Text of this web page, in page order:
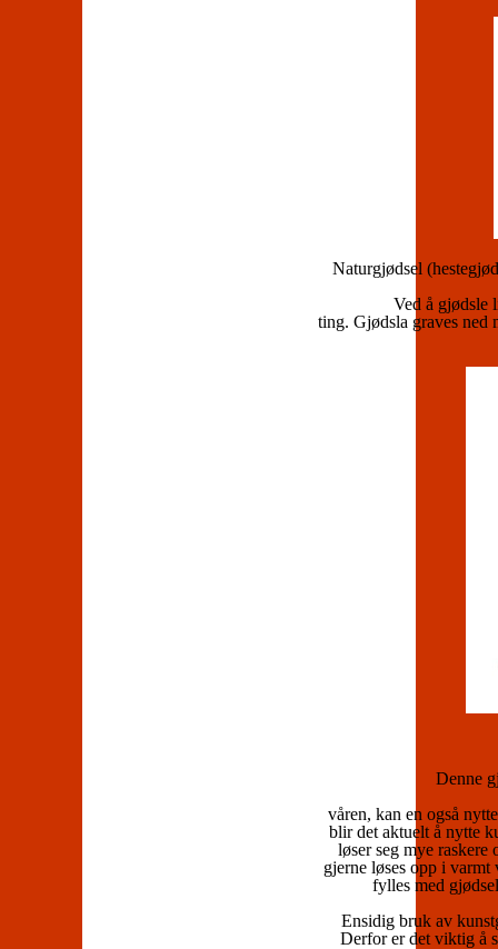
Naturgjødsel
Ved å gjødsle
ting. Gjødsla graves ned
Denne
våren, kan en også
blir det aktuelt å nytte
løser seg mye raskere
gjerne løses opp i
fylles med
Ensidig bruk av
Derfor er det viktig å